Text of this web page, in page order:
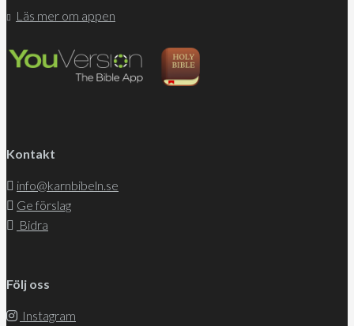
Läs mer om appen
Kontakt
info@karnbibeln.se
Ge förslag
Bidra
Följ oss
Instagram